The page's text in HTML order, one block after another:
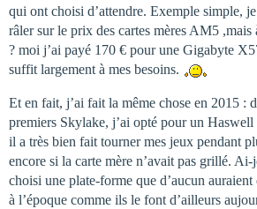
qui ont choisi d’attendre. Exemple simple,
râler sur le prix des cartes mères AM5 ,mais
? moi j’ai payé 170 € pour une Gigabyte
suffit largement à mes besoins.
Et en fait, j’ai fait la même chose en 2015 :
premiers Skylake, j’ai opté pour un
il a très bien fait tourner mes jeux pendant
encore si la carte mère n’avait pas grillé. Ai-
choisi une plate-forme que d’aucun
à l’époque comme ils le font d’ailleurs